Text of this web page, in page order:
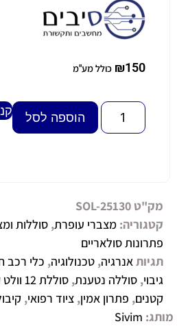
₪150 כולל מע"מ
הוספה לסל
מק"ט SOL-25130
קטגוריה: מצברי עופרת, סוללות
פתרונות סולאריים
תגיותאנרגיה, טכנולוגיה, כלי רכב
גיבוי, סוללה נטענת, סוללת 12 וולט קיבולת 9Ah
קטנים, פתרון אמין, ציוד רפואי,
מותג: Sivim